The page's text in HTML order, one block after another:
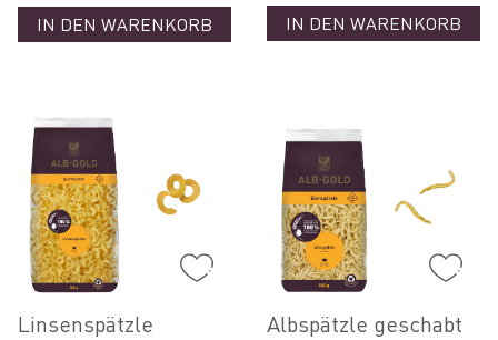
IN DEN WARENKORB IN DEN WARENKORB
Linsenspätzle Albspätzle geschabt